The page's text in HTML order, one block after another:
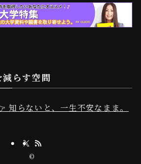
らす空間
知らないと、一生不安なまま。
©